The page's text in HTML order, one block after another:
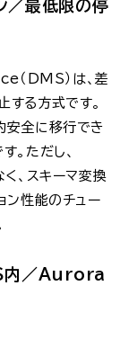
／最低限の停
DMS）は、差
る方式です。
安全に移行でき
。ただし、
、スキーマ変換
ン性能のチュー
内／Aurora